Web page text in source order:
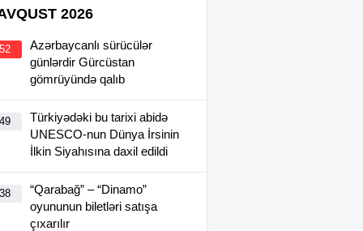
2026
Azərbaycanlı sürücülər
günlərdir Gürcüstan
gömrüyündə qalıb
Türkiyədəki bu tarixi abidə
UNESCO-nun Dünya İrsinin
İlkin Siyahısına daxil edildi
“Qarabağ” – “Dinamo”
oyununun biletləri satışa
çıxarılır